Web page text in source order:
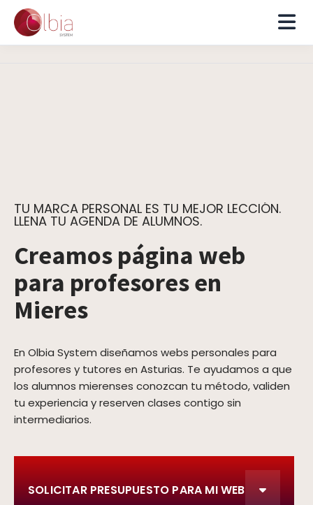
TU MARCA PERSONAL ES TU MEJOR LECCIÓN.
LLENA TU AGENDA DE ALUMNOS.
Creamos página web
para profesores en
Mieres
En Olbia System diseñamos webs personales para
profesores y tutores en Asturias. Te ayudamos a que
los alumnos mierenses conozcan tu método, validen
tu experiencia y reserven clases contigo sin
intermediarios.
SOLICITAR PRESUPUESTO PARA MI WEB